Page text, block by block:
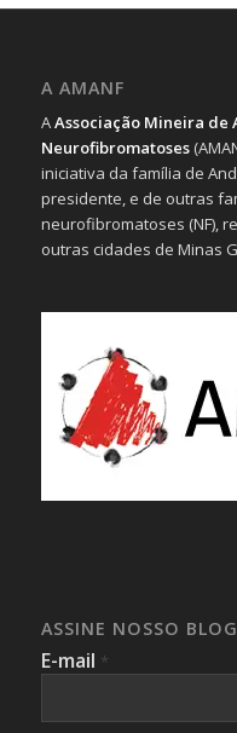
A AMANF
AAssociação Mineira de
Neurofibromatoses
iniciativa da família de
presidente, e de outras
neurofibromatoses (NF),
outras cidades de Minas
ASSINE NOSSO
E-mail *